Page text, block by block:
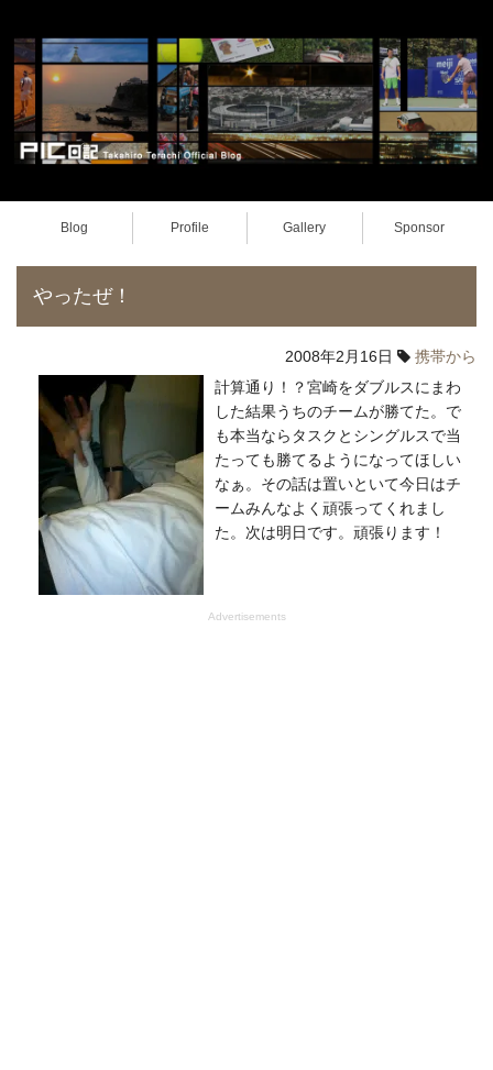
Blog Profile Gallery Sponsor
やったぜ！
2008年2月16日
携帯から
計算通り！？宮崎をダブルスにまわ
した結果うちのチームが勝てた。で
も本当ならタスクとシングルスで当
たっても勝てるようになってほしい
なぁ。その話は置いといて今日はチ
ームみんなよく頑張ってくれまし
た。次は明日です。頑張ります！
Advertisements